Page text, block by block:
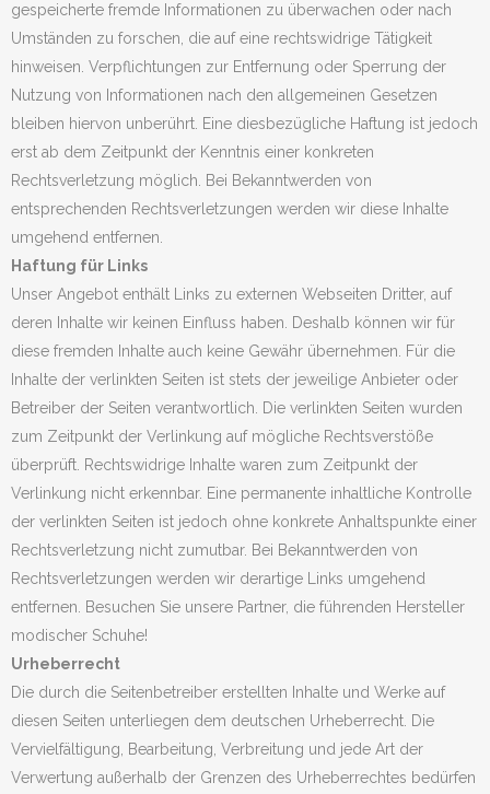
gespeicherte fremde Informationen zu überwachen oder nach
Umständen zu forschen, die auf eine rechtswidrige Tätigkeit
hinweisen. Verpflichtungen zur Entfernung oder Sperrung der
Nutzung von Informationen nach den allgemeinen Gesetzen
bleiben hiervon unberührt. Eine diesbezügliche Haftung ist jedoch
erst ab dem Zeitpunkt der Kenntnis einer konkreten
Rechtsverletzung möglich. Bei Bekanntwerden von
entsprechenden Rechtsverletzungen werden wir diese Inhalte
umgehend entfernen.
Haftung für Links
Unser Angebot enthält Links zu externen Webseiten Dritter, auf
deren Inhalte wir keinen Einfluss haben. Deshalb können wir für
diese fremden Inhalte auch keine Gewähr übernehmen. Für die
Inhalte der verlinkten Seiten ist stets der jeweilige Anbieter oder
Betreiber der Seiten verantwortlich. Die verlinkten Seiten wurden
zum Zeitpunkt der Verlinkung auf mögliche Rechtsverstöße
überprüft. Rechtswidrige Inhalte waren zum Zeitpunkt der
Verlinkung nicht erkennbar. Eine permanente inhaltliche Kontrolle
der verlinkten Seiten ist jedoch ohne konkrete Anhaltspunkte einer
Rechtsverletzung nicht zumutbar. Bei Bekanntwerden von
Rechtsverletzungen werden wir derartige Links umgehend
entfernen. Besuchen Sie unsere Partner, die führenden Hersteller
modischer Schuhe!
Urheberrecht
Die durch die Seitenbetreiber erstellten Inhalte und Werke auf
diesen Seiten unterliegen dem deutschen Urheberrecht. Die
Vervielfältigung, Bearbeitung, Verbreitung und jede Art der
Verwertung außerhalb der Grenzen des Urheberrechtes bedürfen